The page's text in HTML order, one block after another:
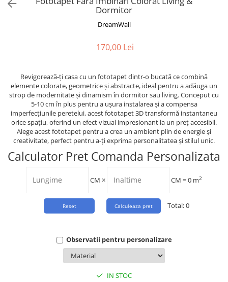
Dormitor
DreamWall
170,00 Lei
Revigorează-ți casa cu un fototapet dintr-o bucată ce combină
elemente colorate, geometrice și abstracte, ideal pentru a adăuga un
strop de modernitate și dinamism în dormitor sau living. Conceput cu
5-10 cm în plus pentru a ușura instalarea și a compensa
imperfecțiunile peretelui, acest fototapet 3D transformă instantaneu
orice spațiu, oferind un efect vizual impresionant la un preț accesibil.
Alege acest fototapet pentru a crea un ambient plin de energie și
creativitate, perfect pentru a-ți exprima personalitatea și stilul unic.
Calculator Pret Comanda Personalizata
CM × CM =0 m2
Total:0
Observatii pentru personalizare
IN STOC